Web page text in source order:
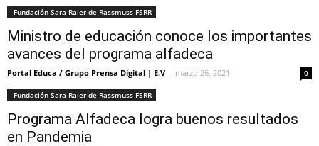
Fundación Sara Raier de Rassmuss FSRR
Ministro de educación conoce los importantes
avances del programa alfadeca
Portal Educa / Grupo Prensa Digital | E.V - marzo 26, 2021 0
Fundación Sara Raier de Rassmuss FSRR
Programa Alfadeca logra buenos resultados
en Pandemia